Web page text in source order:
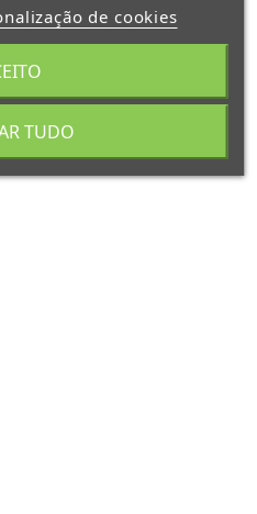
de cookies
TUDO